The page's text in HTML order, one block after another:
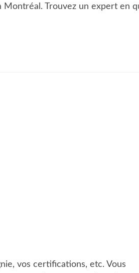
Montréal. Trouvez un expert en
vos certifications, etc. Vous